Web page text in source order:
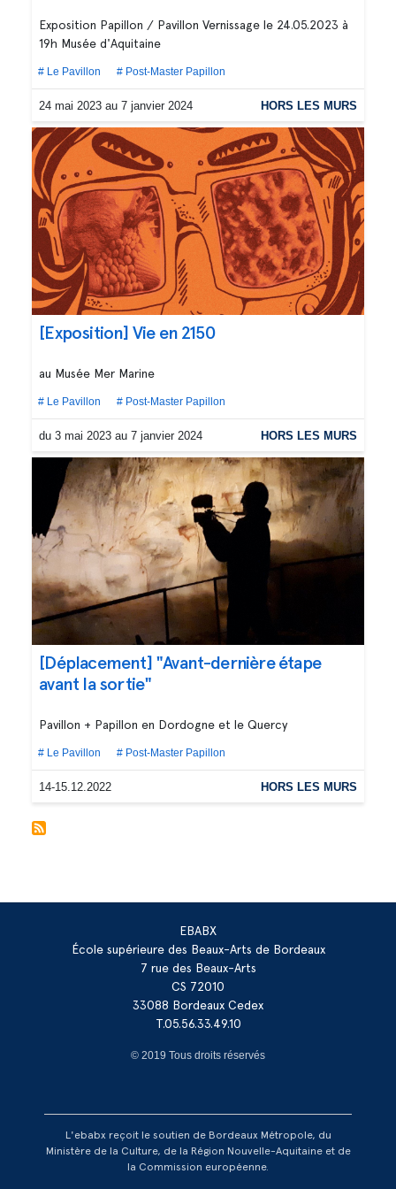
Exposition Papillon / Pavillon Vernissage le 24.05.2023 à
19h Musée d'Aquitaine
# Le Pavillon # Post-Master Papillon
24 mai 2023 au 7 janvier 2024 HORS LES MURS
[Exposition] Vie en 2150
au Musée Mer Marine
# Le Pavillon # Post-Master Papillon
du 3 mai 2023 au 7 janvier 2024 HORS LES MURS
[Déplacement] "Avant-dernière étape
avant la sortie"
Pavillon + Papillon en Dordogne et le Quercy
# Le Pavillon # Post-Master Papillon
14-15.12.2022 HORS LES MURS
EBABX
École supérieure des Beaux-Arts de Bordeaux
7 rue des Beaux-Arts
CS 72010
33088 Bordeaux Cedex
T.05.56.33.49.10
© 2019 Tous droits réservés
L'ebabx reçoit le soutien de Bordeaux Métropole, du
Ministère de la Culture, de la Région Nouvelle-Aquitaine et de
la Commission européenne.